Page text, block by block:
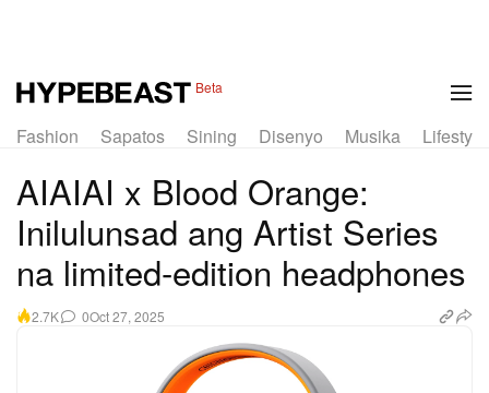
Beta
Fashion Sapatos Sining Disenyo Musika Lifestyle
AIAIAI x Blood Orange:
Inilulunsad ang Artist Series
na limited-edition headphones
2.7K 0Oct 27, 2025